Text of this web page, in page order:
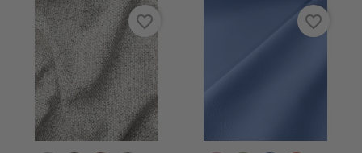
favorite_border favorite_border